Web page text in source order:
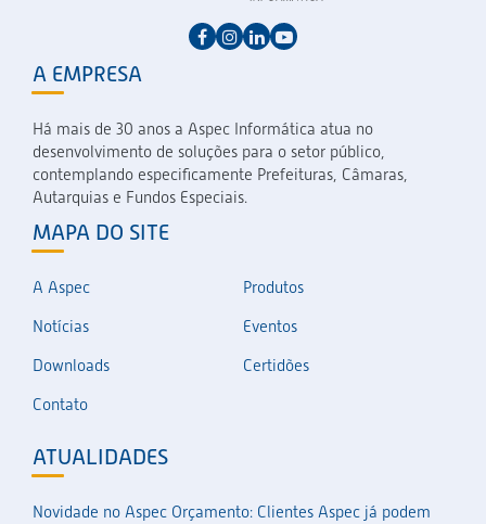
A EMPRESA
Há mais de 30 anos a Aspec Informática atua no
desenvolvimento de soluções para o setor público,
contemplando especificamente Prefeituras, Câmaras,
Autarquias e Fundos Especiais.
MAPA DO SITE
A Aspec
Produtos
Notícias
Eventos
Downloads
Certidões
Contato
ATUALIDADES
Novidade no Aspec Orçamento: Clientes Aspec já podem